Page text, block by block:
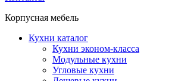
Корпусная мебель
Кухни каталог
Кухни эконом-класса
Модульные кухни
Угловые кухни